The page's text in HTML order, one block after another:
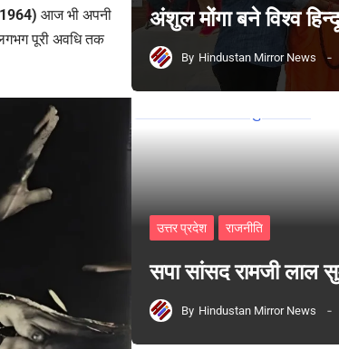
आज भी अपनी
पूरी अवधि तक
अंशुल मोंगा बने विश्व
By Hindustan Mirror News
उत्तर प्रदेश राजनीति
सपा सांसद रामजी लाल
By Hindustan Mirror News